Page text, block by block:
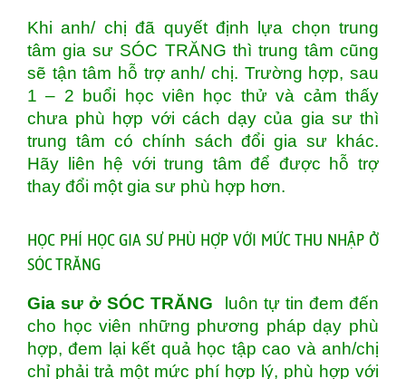
Khi anh/ chị đã quyết định lựa chọn trung
tâm gia sư SÓC TRĂNG thì trung tâm cũng
sẽ tận tâm hỗ trợ anh/ chị. Trường hợp, sau
1 – 2 buổi học viên học thử và cảm thấy
chưa phù hợp với cách dạy của gia sư thì
trung tâm có chính sách đổi gia sư khác.
Hãy liên hệ với trung tâm để được hỗ trợ
thay đổi một gia sư phù hợp hơn.
HỌC PHÍ HỌC GIA SƯ PHÙ HỢP VỚI MỨC THU NHẬP Ở
SÓC TRĂNG
Gia sư ở SÓC TRĂNG
luôn tự tin đem đến
cho học viên những phương pháp dạy phù
hợp, đem lại kết quả học tập cao và anh/chị
chỉ phải trả một mức phí hợp lý, phù hợp với